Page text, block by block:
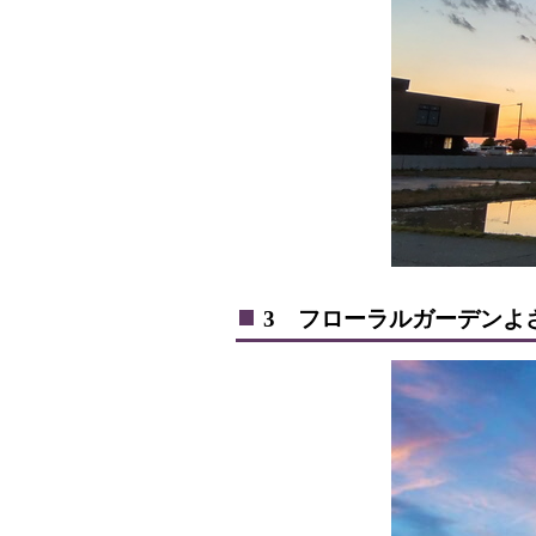
3 フローラルガーデンよ